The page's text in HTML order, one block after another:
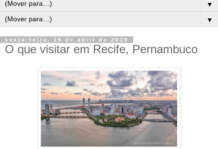
▼
▼
sexta-feira, 19 de abril de 2019
O que visitar em Recife, Pernambuco